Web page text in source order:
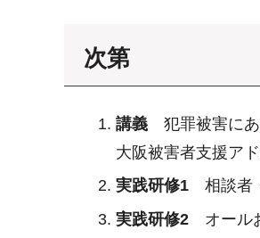
次第
講義犯罪被害にあ
大阪被害者支援ア
実践研修1相談者
実践研修2オールお